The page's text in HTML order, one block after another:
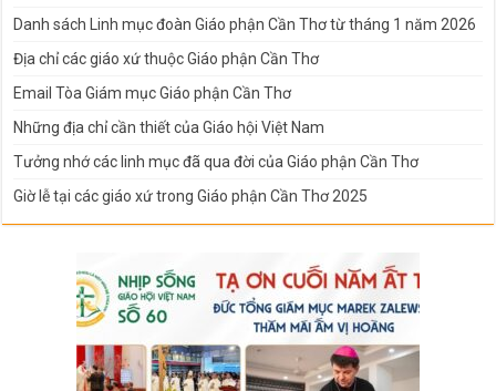
Danh sách Linh mục đoàn Giáo phận Cần Thơ từ tháng 1 năm 2026
Địa chỉ các giáo xứ thuộc Giáo phận Cần Thơ
Email Tòa Giám mục Giáo phận Cần Thơ
Những địa chỉ cần thiết của Giáo hội Việt Nam
Tưởng nhớ các linh mục đã qua đời của Giáo phận Cần Thơ
Giờ lễ tại các giáo xứ trong Giáo phận Cần Thơ 2025